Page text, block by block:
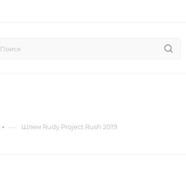
— Шлем Rudy Project Rush 2019